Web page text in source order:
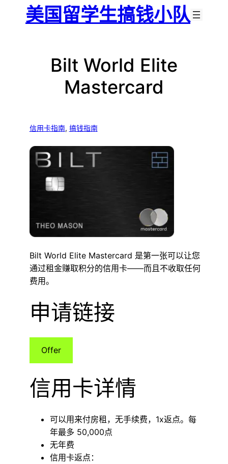
美国留学生搞钱小队
Bilt World Elite
Mastercard
信用卡指南, 搞钱指南
Bilt World Elite Mastercard 是第一张可以让您
通过租金赚取积分的信用卡——而且不收取任何
费用。
申请链接
Offer
信用卡详情
可以用来付房租，无手续费，1x返点。每
年最多 50,000点
无年费
信用卡返点：